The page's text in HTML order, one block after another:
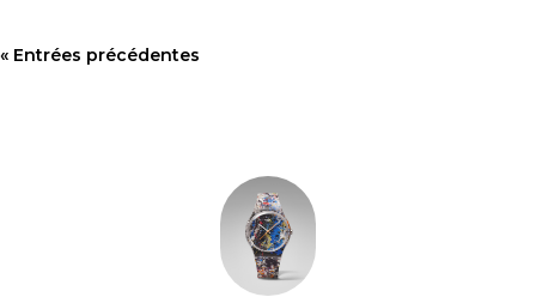
« Entrées précédentes